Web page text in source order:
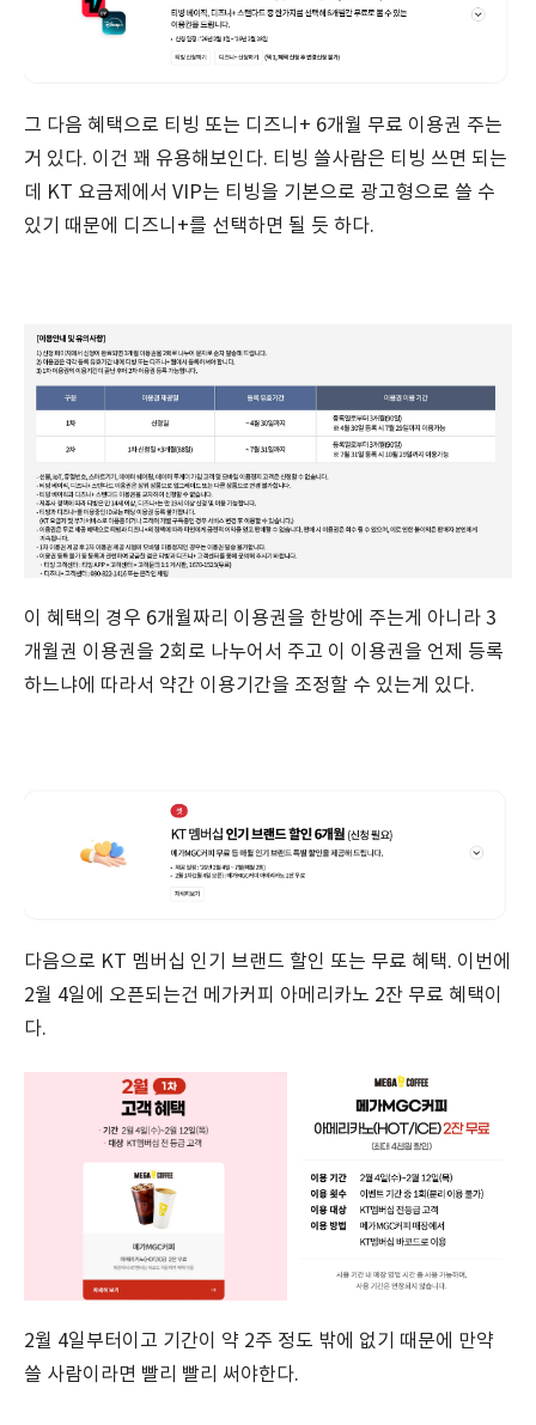
그 다음 혜택으로 티빙 또는 디즈니+ 6개월 무료 이용권 주는
거 있다. 이건 꽤 유용해보인다. 티빙 쓸사람은 티빙 쓰면 되는
데 KT 요금제에서 VIP는 티빙을 기본으로 광고형으로 쓸 수
있기 때문에 디즈니+를 선택하면 될 듯 하다.
이 혜택의 경우 6개월짜리 이용권을 한방에 주는게 아니라 3
개월권 이용권을 2회로 나누어서 주고 이 이용권을 언제 등록
하느냐에 따라서 약간 이용기간을 조정할 수 있는게 있다.
다음으로 KT 멤버십 인기 브랜드 할인 또는 무료 혜택. 이번에
2월 4일에 오픈되는건 메가커피 아메리카노 2잔 무료 혜택이
다.
2월 4일부터이고 기간이 약 2주 정도 밖에 없기 때문에 만약
쓸 사람이라면 빨리 빨리 써야한다.